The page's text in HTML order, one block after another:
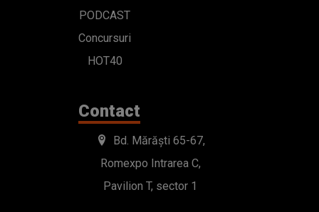
PODCAST
Concursuri
HOT40
Contact
Bd. Mărăști 65-67,
Romexpo Intrarea C,
Pavilion T, sector 1